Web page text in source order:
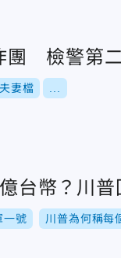
團 檢警第
夫妻檔
台幣？川
一號 川普為何稱每